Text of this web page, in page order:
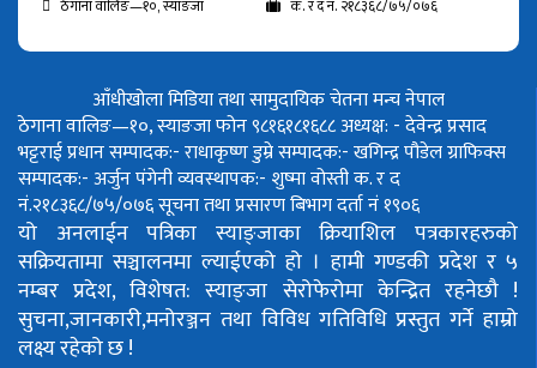
ठेगाना वालिङ—१०, स्याङजा
क. र द नं. २१८३६८/७५/०७६
आँधीखोला मिडिया तथा सामुदायिक चेतना मन्च नेपाल
ठेगाना वालिङ—१०, स्याङजा फोन ९८१६१८१६८८अध्यक्ष: - देवेन्द्र प्रसाद
भट्टराईप्रधान सम्पादक:- राधाकृष्ण डुम्रेसम्पादक:- खगिन्द्र पौडेलग्राफिक्स
सम्पादक:- अर्जुन पंगेनीव्यवस्थापक:- शुष्मा वोस्तीक. र द
नं.२१८३६८/७५/०७६सूचना तथा प्रसारण बिभाग दर्ता नं १९०६
यो अनलाईन पत्रिका स्याङ्जाका क्रियाशिल पत्रकारहरुको
सक्रियतामा सञ्चालनमा ल्याईएको हो । हामी गण्डकी प्रदेश र ५
नम्बर प्रदेश, विशेषत: स्याङ्जा सेरोफेरोमा केन्द्रित रहनेछौ !
सुचना,जानकारी,मनोरञ्जन तथा विविध गतिविधि प्रस्तुत गर्ने हाम्रो
लक्ष्य रहेको छ !